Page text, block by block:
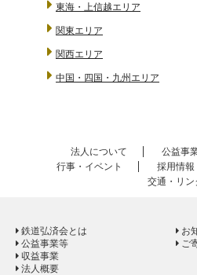
東海・上信越エリア
関東エリア
関西エリア
中国・四国・九州エリア
法人について 公益事
行事・イベント
採用情報
交通・リン
鉄道弘済会とは
公益事業等
収益事業
法人概要
お
ご